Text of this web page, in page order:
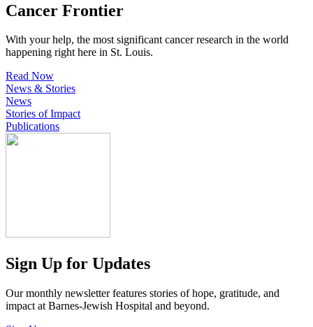
Cancer Frontier
With your help, the most significant cancer research in the world
happening right here in St. Louis.
Read Now
News & Stories
News
Stories of Impact
Publications
Sign Up for Updates
Our monthly newsletter features stories of hope, gratitude, and
impact at Barnes-Jewish Hospital and beyond.